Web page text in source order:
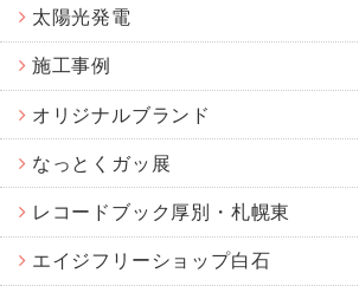
太陽光発電
施工事例
オリジナルブランド
なっとくガッ展
レコードブック厚別・札幌東
エイジフリーショップ白石